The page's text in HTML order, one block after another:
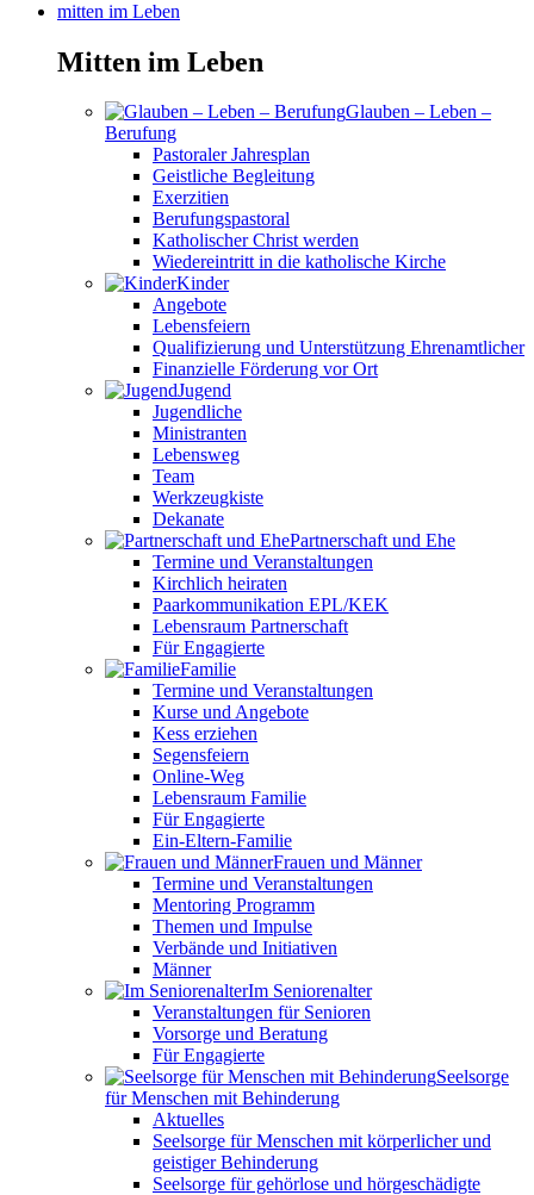
mitten im Leben
Mitten im Leben
Glauben – Leben –
Berufung
Pastoraler Jahresplan
Geistliche Begleitung
Exerzitien
Berufungspastoral
Katholischer Christ werden
Wiedereintritt in die katholische Kirche
Kinder
Angebote
Lebensfeiern
Qualifizierung und Unterstützung Ehrenamtlicher
Finanzielle Förderung vor Ort
Jugend
Jugendliche
Ministranten
Lebensweg
Team
Werkzeugkiste
Dekanate
Partnerschaft und Ehe
Termine und Veranstaltungen
Kirchlich heiraten
Paarkommunikation EPL/KEK
Lebensraum Partnerschaft
Für Engagierte
Familie
Termine und Veranstaltungen
Kurse und Angebote
Kess erziehen
Segensfeiern
Online-Weg
Lebensraum Familie
Für Engagierte
Ein-Eltern-Familie
Frauen und Männer
Termine und Veranstaltungen
Mentoring Programm
Themen und Impulse
Verbände und Initiativen
Männer
Im Seniorenalter
Veranstaltungen für Senioren
Vorsorge und Beratung
Für Engagierte
Seelsorge
für Menschen mit Behinderung
Aktuelles
Seelsorge für Menschen mit körperlicher und
geistiger Behinderung
Seelsorge für gehörlose und hörgeschädigte